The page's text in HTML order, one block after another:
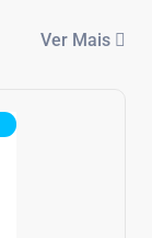
Ver Mais